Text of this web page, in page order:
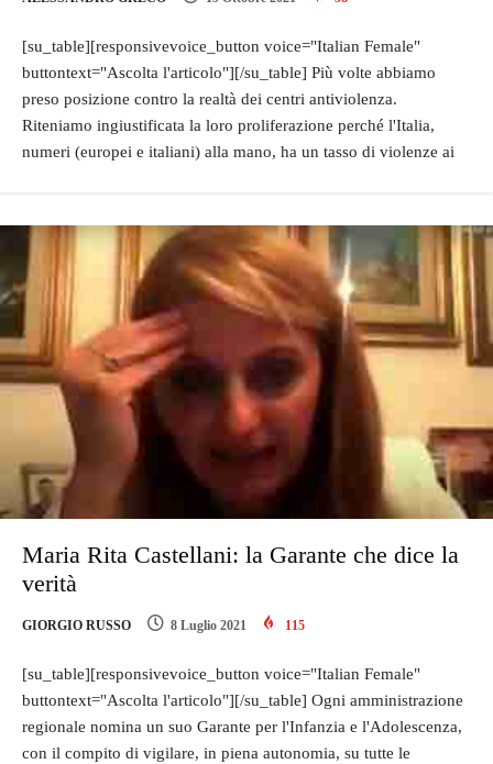
[su_table][responsivevoice_button voice="Italian Female"
buttontext="Ascolta l'articolo"][/su_table] Più volte abbiamo
preso posizione contro la realtà dei centri antiviolenza.
Riteniamo ingiustificata la loro proliferazione perché l'Italia,
numeri (europei e italiani) alla mano, ha un tasso di violenze ai
Maria Rita Castellani: la Garante che dice la
verità
GIORGIO RUSSO 8 Luglio 2021 115
[su_table][responsivevoice_button voice="Italian Female"
buttontext="Ascolta l'articolo"][/su_table] Ogni amministrazione
regionale nomina un suo Garante per l'Infanzia e l'Adolescenza,
con il compito di vigilare, in piena autonomia, su tutte le